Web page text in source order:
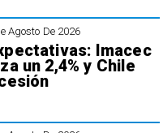
Agosto De 2026
Imacec
un 2,4% y Chile